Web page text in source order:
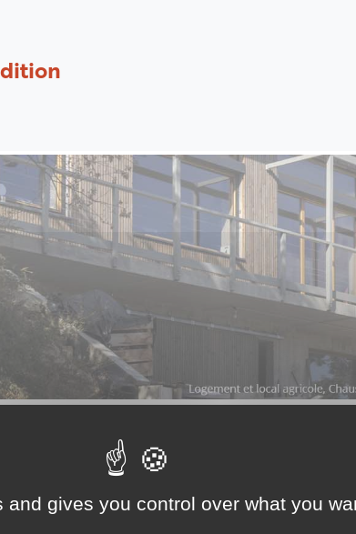
ouest de Paris sur le département des Hauts-
gives you control over what you